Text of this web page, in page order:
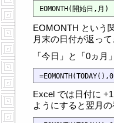
EOMONTH という
月末の日付が返って
「今日」と「0ヵ
Excel では日付に
ようにすると翌月の